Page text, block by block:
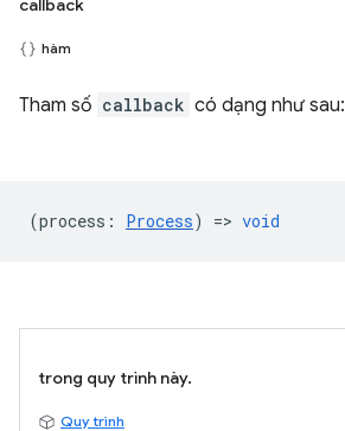
callback
hàm
Tham số callback có dạng như sau:
(process : Process) => void
trong quy trình này.
Quy trình